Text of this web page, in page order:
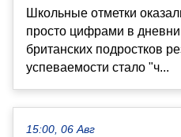
Школьные отметки
просто цифрами в
британских подростков
успеваемости стало "ч...
15:00, 06 Авг